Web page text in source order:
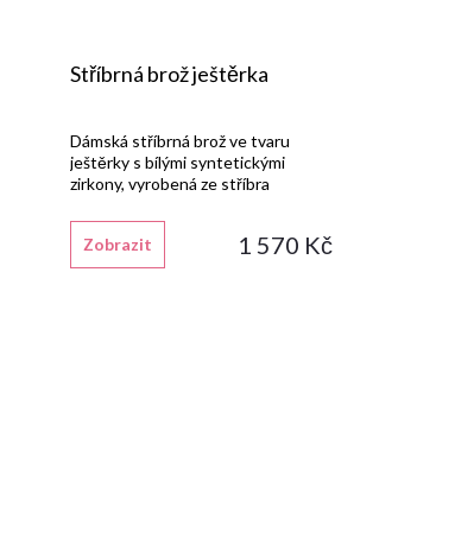
Stříbrná brož ještěrka
1 570 Kč
Zobrazit
Dámská stříbrná brož ve tvaru
ještěrky s bílými syntetickými
zirkony, vyrobená ze stříbra
povrchovou úpravou.